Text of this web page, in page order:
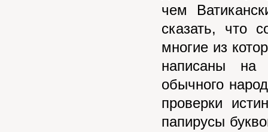
чем
сказать, что
многие из
написаны на
обычного
проверки
папирусы